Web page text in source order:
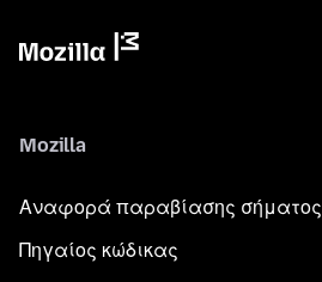
Mozilla
Αναφορά παραβίασης σήματος
Πηγαίος κώδικας